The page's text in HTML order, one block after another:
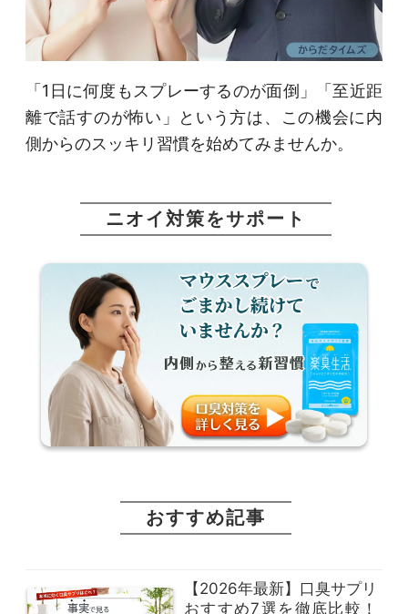
「1日に何度もスプレーするのが面倒」「至近距
離で話すのが怖い」という方は、この機会に内
側からのスッキリ習慣を始めてみませんか。
ニオイ対策をサポート
おすすめ記事
【2026年最新】口臭サプリ
おすすめ7選を徹底比較！